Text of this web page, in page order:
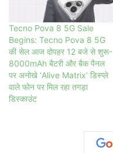
Tecno Pova 8 5G Sale
Begins: Tecno Pova 8 5G
की सेल आज दोपहर 12 बजे से शुरू-
8000mAh बैटरी और बैक पैनल
पर अनोखे ‘Alive Matrix’ डिस्प्ले
वाले फोन पर मिल रहा तगड़ा
डिस्काउंट